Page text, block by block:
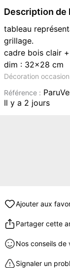
Description de
tableau
grillage.
cadre bois clair
dim : 32x28 cm
Décoration
Référence :
Il y a 2 jours
Ajouter aux
Partager cette
Nos conseils de
Signaler un